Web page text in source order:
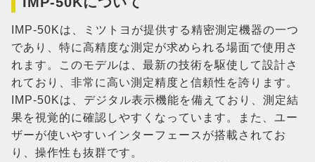
IMP-50Kは、ミツトヨが提供する精密測定機器の一つ
であり、特に高精度な測定が求められる場面で使用さ
れます。このモデルは、最新の技術を駆使して設計さ
れており、非常に高い測定精度と信頼性を誇ります。
IMP-50Kは、デジタル表示機能を備えており、測定結
果を視覚的に確認しやすくなっています。また、ユー
ザーが使いやすいインターフェースが搭載されてお
り、操作性も抜群です。